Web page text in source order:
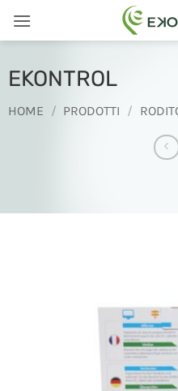
EKONTROL
HOME / PRODOTTI /